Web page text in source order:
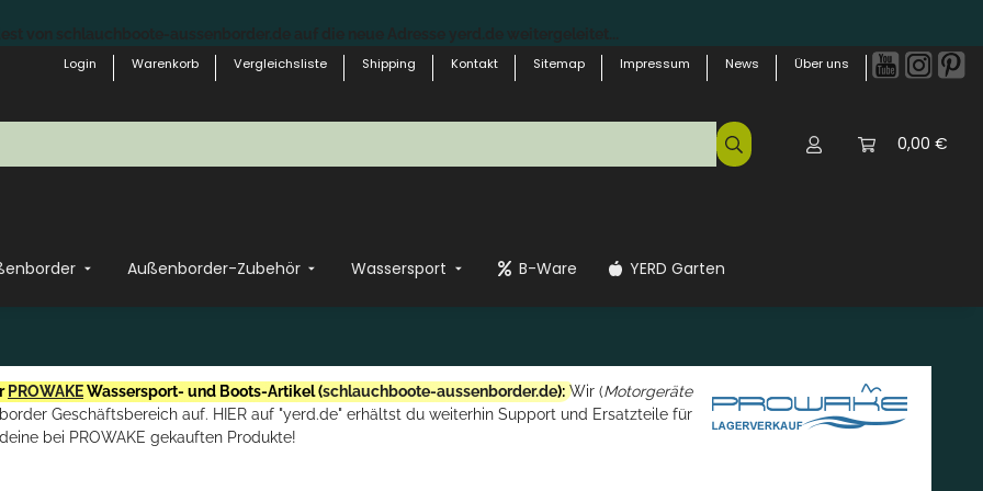
Login
Warenkorb Vergleichsliste Shipping Kontakt Sitemap Impressum News Über uns
0,00 €
Außenborder-Zubehör Wassersport B-Ware YERD Garten
PROWAKEWassersport- und Boots-Artikel (schlauchboote-aussenborder.de): Wir (Motorgeräte
Geschäftsbereich auf. HIER auf "yerd.de" erhältst du weiterhin Support und Ersatzteile für
deine bei PROWAKE gekauften Produkte!